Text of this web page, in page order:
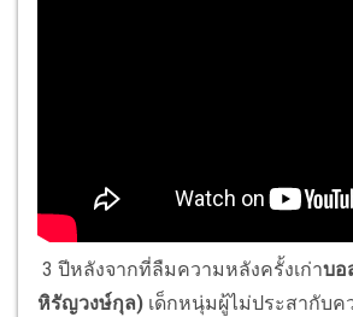
3 ปีหลังจากที่ลืมความหลังครั้งเก่าบอ
หิรัญวงษ์กุล) เด็กหนุ่มผู้ไม่ประสากับค